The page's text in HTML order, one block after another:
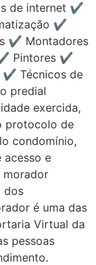
de internet ✔️
✔️
✔️ Montadores
✔️ Pintores ✔️
✔️ Técnicos de
predial
exercida,
protocolo de
condomínio,
acesso e
morador
dos
é uma das
Virtual da
pessoas